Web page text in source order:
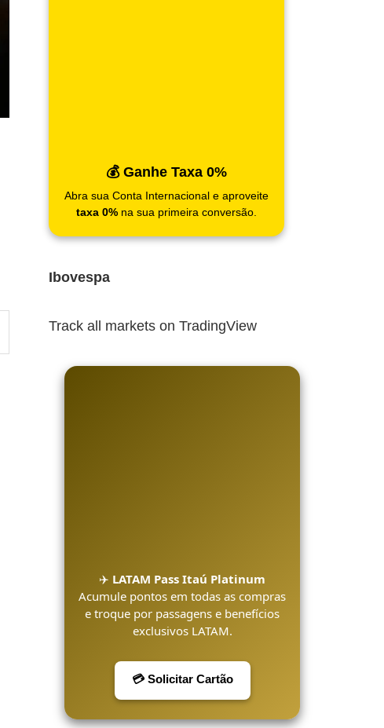
💰 Ganhe Taxa 0%
Abra sua Conta Internacional e aproveite
taxa 0% na sua primeira conversão.
Ibovespa
Track all markets on TradingView
✈️ LATAM Pass Itaú Platinum
Acumule pontos em todas as compras
e troque por passagens e benefícios
exclusivos LATAM.
💳 Solicitar Cartão